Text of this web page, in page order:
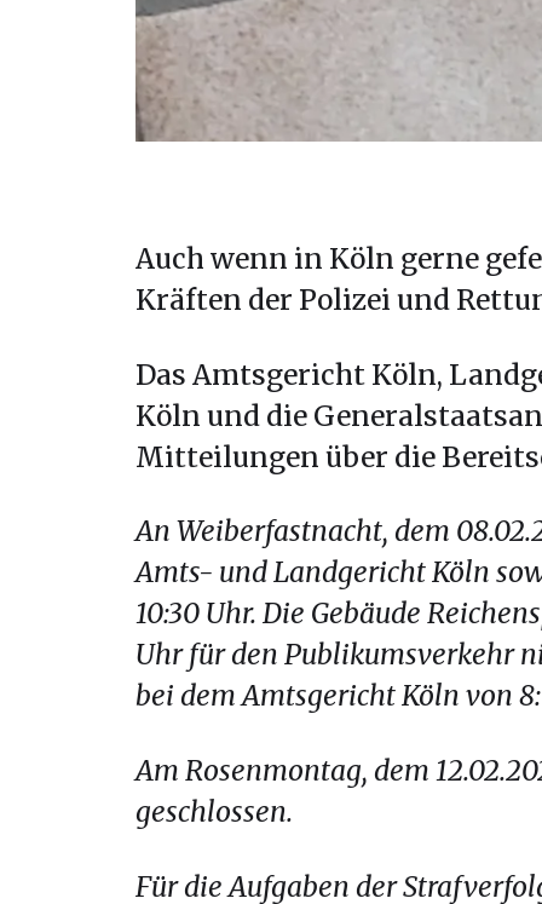
Auch wenn in Köln gerne
Kräften der Polizei und
Das Amtsgericht Köln,
Köln und die
Mitteilungen über die
An Weiberfastnacht, dem
Amts- und Landgericht Köln
10:30 Uhr. Die Gebäude
Uhr für den Publikumsverkehr
bei dem Amtsgericht Köln von
Am Rosenmontag, dem
geschlossen.
Für die Aufgaben der